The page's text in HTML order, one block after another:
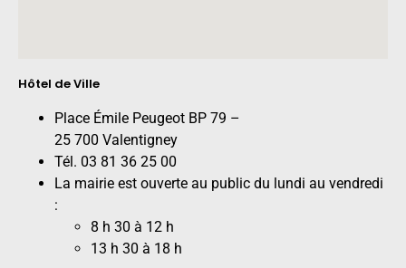
Hôtel de Ville
Place Émile Peugeot BP 79 –
25 700 Valentigney
Tél. 03 81 36 25 00
La mairie est ouverte au public du lundi au vendredi
:
8 h 30 à 12 h
13 h 30 à 18 h